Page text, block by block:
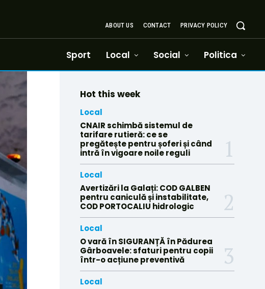
ABOUT US CONTACT PRIVACY POLICY
Sport Local Social Politica
Hot this week
Local
CNAIR schimbă sistemul de
tarifare rutieră: ce se
pregătește pentru șoferi și când
intră în vigoare noile reguli
Local
Avertizări la Galați: COD GALBEN
pentru caniculă și instabilitate,
COD PORTOCALIU hidrologic
Local
O vară în SIGURANȚĂ în Pădurea
Gârboavele: sfaturi pentru copii
într-o acțiune preventivă
Local